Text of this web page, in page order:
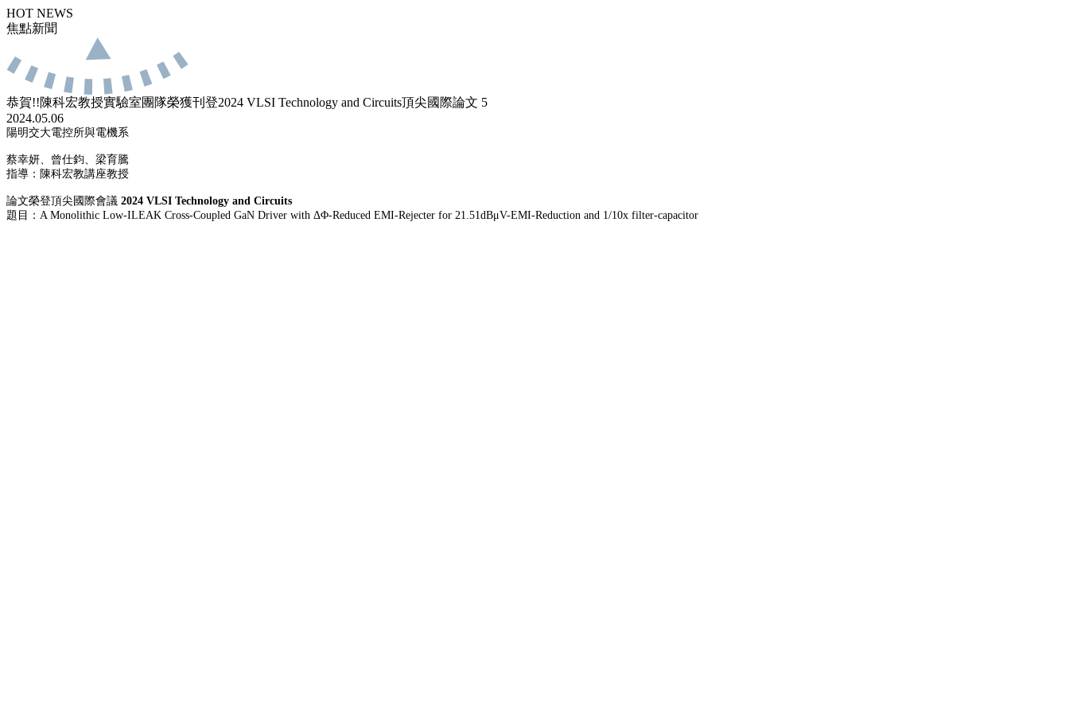
HOT NEWS
焦點新聞
恭賀!!陳科宏教授實驗室團隊榮獲刊登2024 VLSI Technology and Circuits頂尖國際論文 5
2024.05.06
陽明交大電控所與電機系
蔡幸妍、曾仕鈞、梁育騰
指導：陳科宏教講座教授
論文榮登頂尖國際會議 2024 VLSI Technology and Circuits
題目： A Monolithic Low-ILEAK Cross-Coupled GaN Driver with ΔΦ-Reduced EMI-Rejecter for 21.51dBμV-EMI-Reduction and 1/10x filter-capacitor